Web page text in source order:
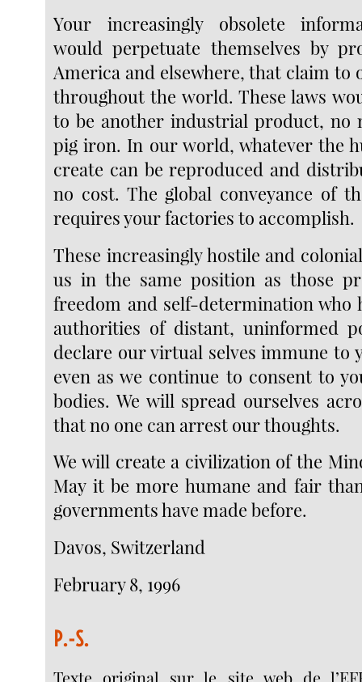
Your increasingly obsolete
would perpetuate themselves by
America and elsewhere, that claim to
throughout the world. These laws
to be another industrial product, no
pig iron. In our world, whatever the
create can be reproduced and
no cost. The global conveyance of
requires your factories to accomplish.
These increasingly hostile and
us in the same position as those
freedom and self-determination who
authorities of distant, uninformed
declare our virtual selves immune to
even as we continue to consent to
bodies. We will spread ourselves
that no one can arrest our thoughts.
We will create a civilization of the
May it be more humane and fair
governments have made before.
Davos, Switzerland
February 8, 1996
P.-S.
Texte original sur le site web de